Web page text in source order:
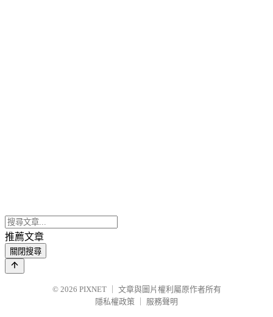
推薦文章
關閉搜尋
© 2026 PIXNET
文章與圖片權利屬原作者所有
隱私權政策
服務聲明